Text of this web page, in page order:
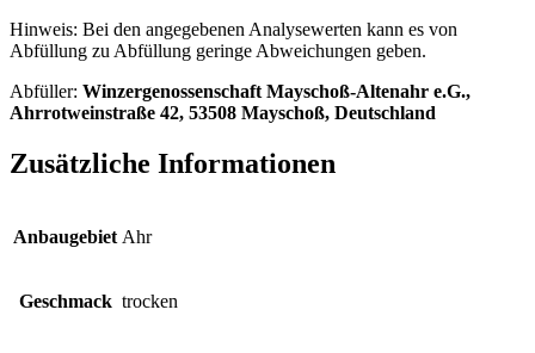
Hinweis: Bei den angegebenen Analysewerten kann es von
Abfüllung zu Abfüllung geringe Abweichungen geben.
Abfüller: Winzergenossenschaft Mayschoß-Altenahr e.G.,
Ahrrotweinstraße 42, 53508 Mayschoß, Deutschland
Zusätzliche Informationen
Anbaugebiet Ahr
Geschmack trocken